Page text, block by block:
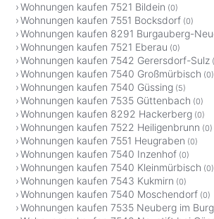
Wohnungen kaufen 7521 Bildein (0)
Wohnungen kaufen 7551 Bocksdorf (0)
Wohnungen kaufen 8291 Burgauberg-
Wohnungen kaufen 7521 Eberau (0)
Wohnungen kaufen 7542 Gerersdorf-Sulz
Wohnungen kaufen 7540 Großmürbisch (0)
Wohnungen kaufen 7540 Güssing (5)
Wohnungen kaufen 7535 Güttenbach (0)
Wohnungen kaufen 8292 Hackerberg (0)
Wohnungen kaufen 7522 Heiligenbrunn (0)
Wohnungen kaufen 7551 Heugraben (0)
Wohnungen kaufen 7540 Inzenhof (0)
Wohnungen kaufen 7540 Kleinmürbisch (0)
Wohnungen kaufen 7543 Kukmirn (0)
Wohnungen kaufen 7540 Moschendorf (0)
Wohnungen kaufen 7535 Neuberg im